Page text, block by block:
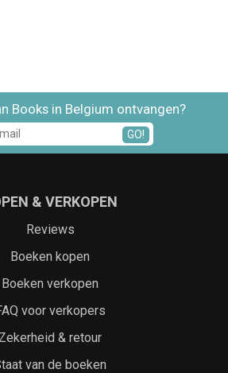
Books in Belgium ontvangen?
GO!
& VERKOPEN
Reviews
Boeken kopen
Boeken verkopen
voor verkopers
Zekerheid & retour
van de boeken